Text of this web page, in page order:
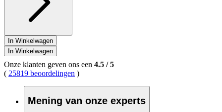
In Winkelwagen
In Winkelwagen
Onze klanten geven ons een 4.5 /5
( 25819 beoordelingen )
Mening van onze experts